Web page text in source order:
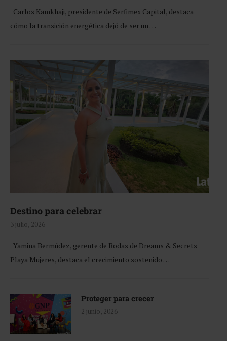
Carlos Kamkhaji, presidente de Serfimex Capital, destaca
cómo la transición energética dejó de ser un …
Destino para celebrar
3 julio, 2026
Yamina Bermúdez, gerente de Bodas de Dreams & Secrets
Playa Mujeres, destaca el crecimiento sostenido …
Proteger para crecer
2 junio, 2026